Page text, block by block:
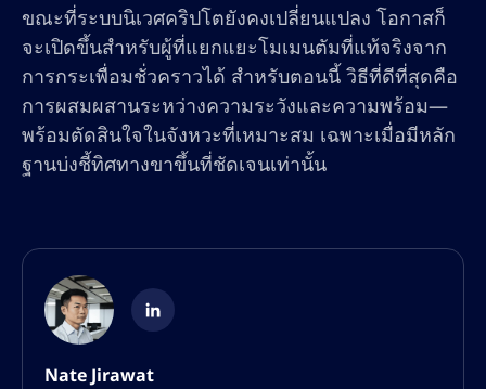
ขณะที่ระบบนิเวศคริปโตยังคงเปลี่ยนแปลง โอกาสก็
จะเปิดขึ้นสำหรับผู้ที่แยกแยะโมเมนตัมที่แท้จริงจาก
การกระเพื่อมชั่วคราวได้ สำหรับตอนนี้ วิธีที่ดีที่สุดคือ
การผสมผสานระหว่างความระวังและความพร้อม—
พร้อมตัดสินใจในจังหวะที่เหมาะสม เฉพาะเมื่อมีหลัก
ฐานบ่งชี้ทิศทางขาขึ้นที่ชัดเจนเท่านั้น
Nate Jirawat